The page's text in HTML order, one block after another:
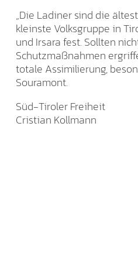
„Die Ladiner sind die
kleinste Volksgruppe in
und Irsara fest. Sollten
Schutzmaßnahmen
totale Assimilierung,
Souramont.
Süd-Tiroler Freiheit
Cristian Kollmann